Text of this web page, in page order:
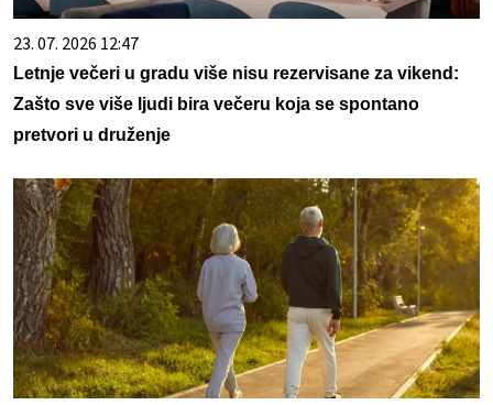
23. 07. 2026 12:47
Letnje večeri u gradu više nisu rezervisane za vikend:
Zašto sve više ljudi bira večeru koja se spontano
pretvori u druženje